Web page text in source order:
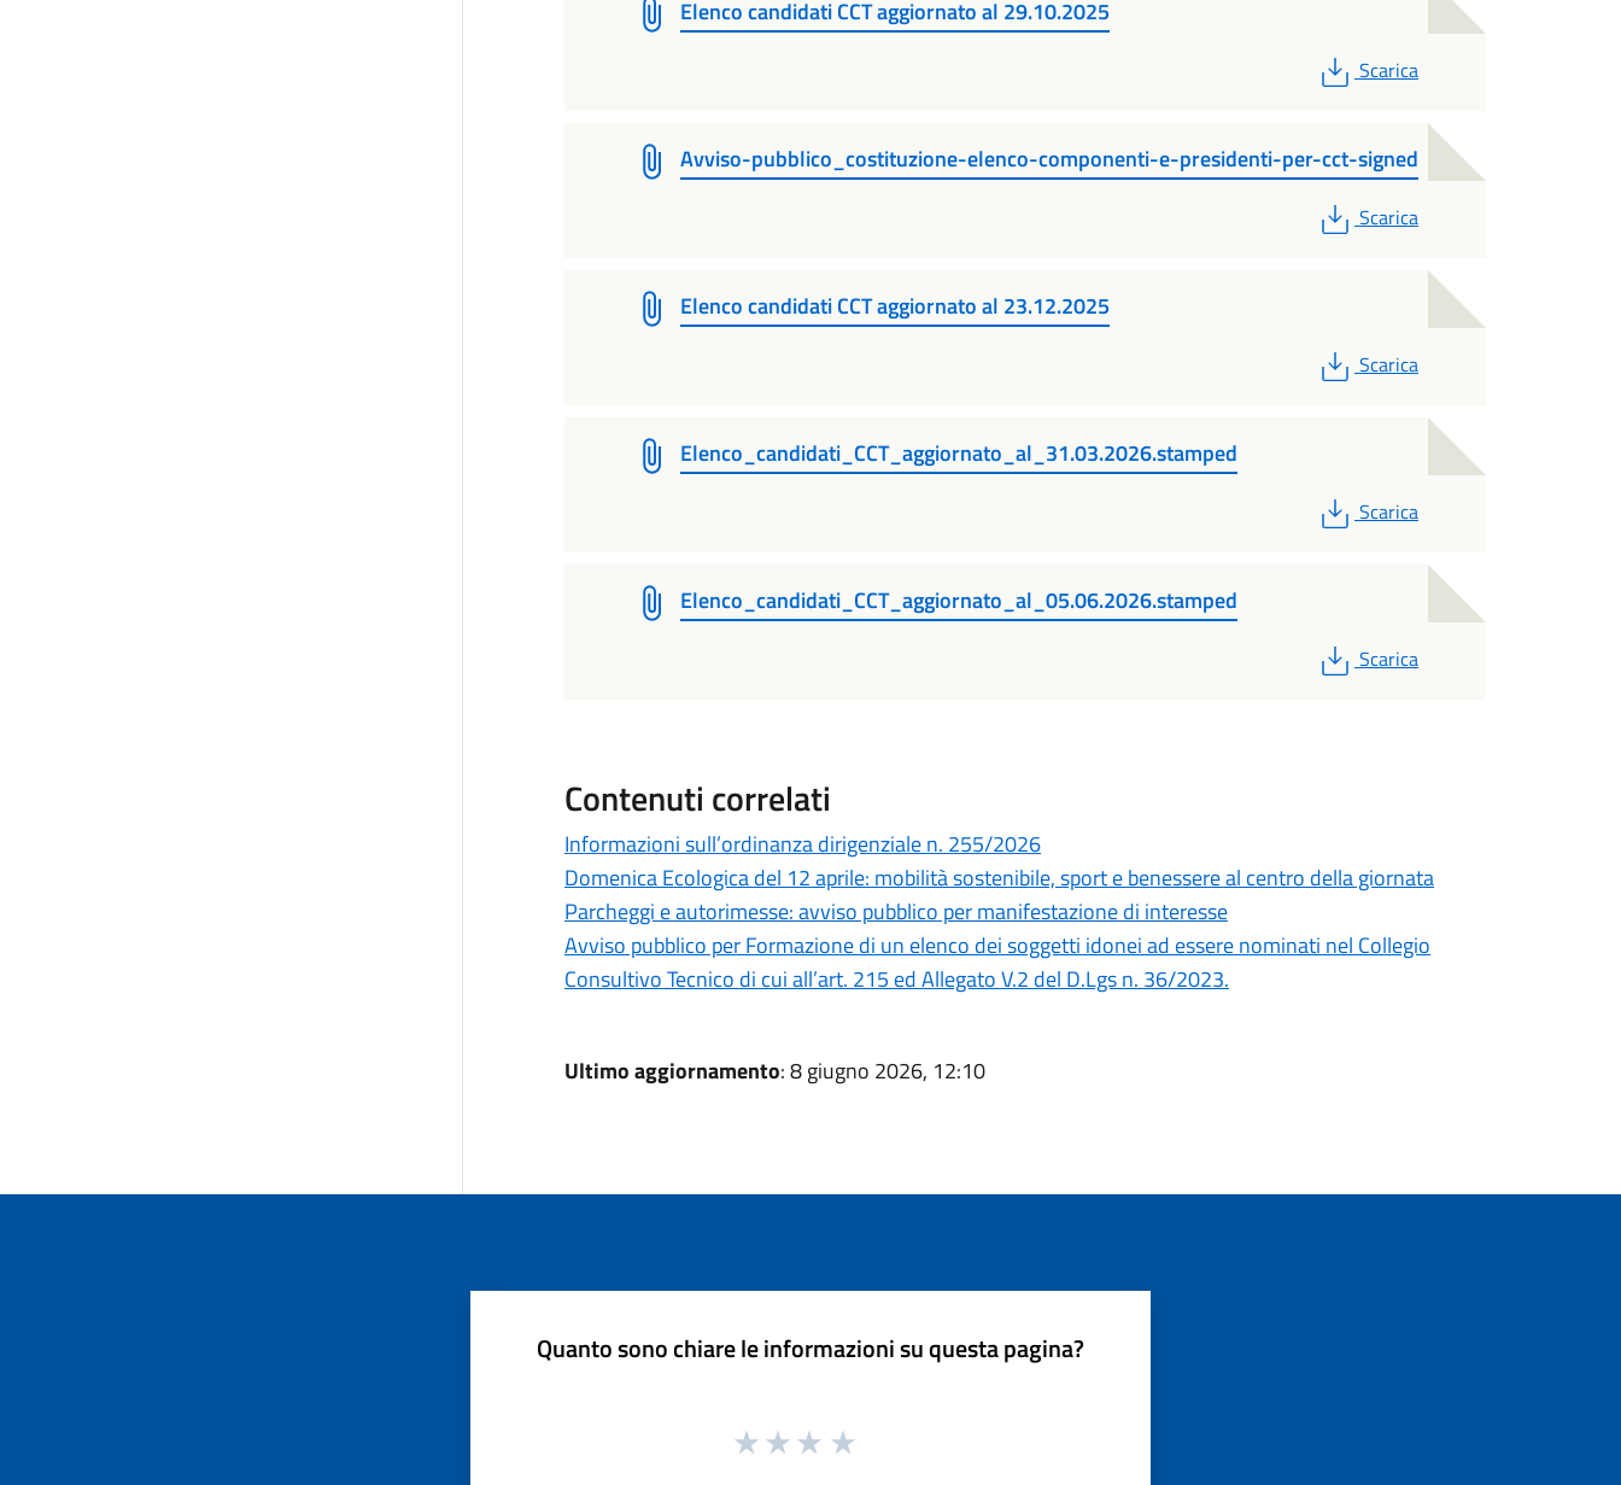
Elenco candidati CCT aggiornato al 29.10.2025
PDF
Scarica
Avviso-pubblico_costituzione-elenco-componenti-e-presidenti-per-cct-signed
PDF
Scarica
Elenco candidati CCT aggiornato al 23.12.2025
PDF
Scarica
Elenco_candidati_CCT_aggiornato_al_31.03.2026.stamped
PDF
Scarica
Elenco_candidati_CCT_aggiornato_al_05.06.2026.stamped
PDF
Scarica
Contenuti correlati
Informazioni sull’ordinanza dirigenziale n. 255/2026
Domenica Ecologica del 12 aprile: mobilità sostenibile, sport e benessere al centro della giornata
Parcheggi e autorimesse: avviso pubblico per manifestazione di interesse
Avviso pubblico per Formazione di un elenco dei soggetti idonei ad essere nominati nel Collegio
Consultivo Tecnico di cui all’art. 215 ed Allegato V.2 del D.Lgs n. 36/2023.
Ultimo aggiornamento: 8 giugno 2026, 12:10
Quanto sono chiare le informazioni su questa pagina?